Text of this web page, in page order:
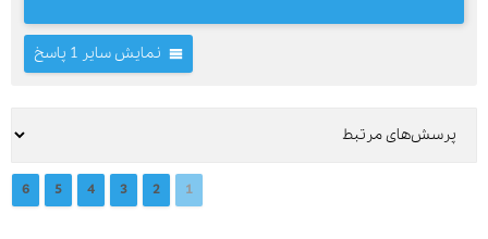
نمایش سایر 1 پاسخ
1
2
3
4
5
6